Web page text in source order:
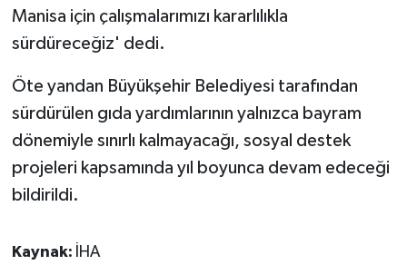
Manisa için çalışmalarımızı kararlılıkla
sürdüreceğiz' dedi.
Öte yandan Büyükşehir Belediyesi tarafından
sürdürülen gıda yardımlarının yalnızca bayram
dönemiyle sınırlı kalmayacağı, sosyal destek
projeleri kapsamında yıl boyunca devam edeceği
bildirildi.
Kaynak: İHA